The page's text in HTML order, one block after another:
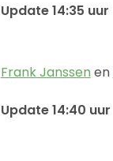
Update 14:35 uur
Frank Janssen en
Update 14:40 uur